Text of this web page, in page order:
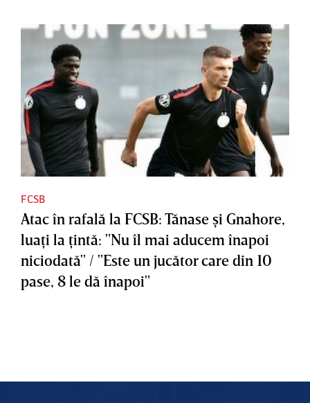
FCSB
Atac în rafală la FCSB: Tănase şi Gnahore,
luaţi la ţintă: "Nu îl mai aducem înapoi
niciodată" / "Este un jucător care din 10
pase, 8 le dă înapoi"